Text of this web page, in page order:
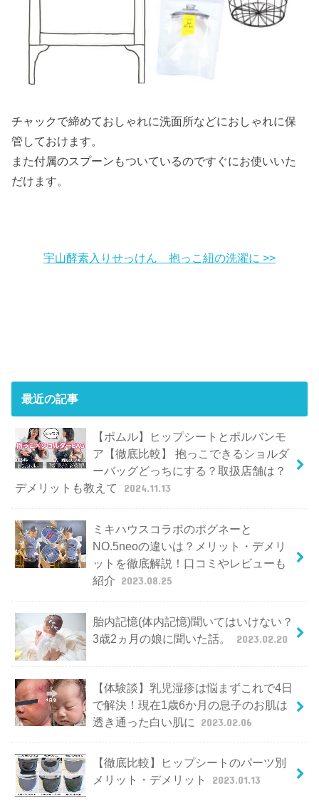
チャックで締めておしゃれに洗面所などにおしゃれに保
管しておけます。
また付属のスプーンもついているのですぐにお使いいた
だけます。
宇山酵素入りせっけん 抱っこ紐の洗濯に >>
最近の記事
【ポムル】ヒップシートとポルバンモ
ア【徹底比較】 抱っこできるショルダ
ーバッグどっちにする？取扱店舗は？
デメリットも教えて
2024.11.13
ミキハウスコラボのポグネーと
NO.5neoの違いは？メリット・デメリ
ットを徹底解説！口コミやレビューも
紹介 2023.08.25
胎内記憶(体内記憶)聞いてはいけない？
3歳2ヵ月の娘に聞いた話。
2023.02.20
【体験談】乳児湿疹は悩まずこれで4日
で解決！現在1歳6か月の息子のお肌は
透き通った白い肌に
2023.02.06
【徹底比較】ヒップシートのパーツ別
メリット・デメリット
2023.01.13